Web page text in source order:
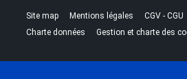
Site map |Mentions légales |CGV - CGU
Charte données |Gestion et charte des